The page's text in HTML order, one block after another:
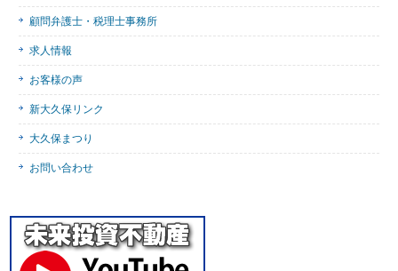
顧問弁護士・税理士事務所
求人情報
お客様の声
新大久保リンク
大久保まつり
お問い合わせ